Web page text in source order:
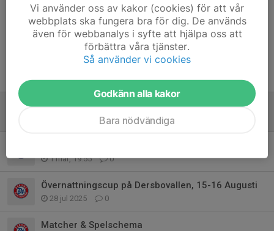
Kommentarer
Tidigare nyheter
F2014: Viktiga datum, Träningar och Matcher
0
1 mar, 19:55 0
Övernattningscup på Dersbovallen, 15-16 Augusti
28 jul 2025 0
Matcher & Spelschema
Vi använder oss av kakor (cookies) för att vår
webbplats ska fungera bra för dig. De används
även för webbanalys i syfte att hjälpa oss att
förbättra våra tjänster.
Så använder vi cookies
Godkänn alla kakor
Bara nödvändiga